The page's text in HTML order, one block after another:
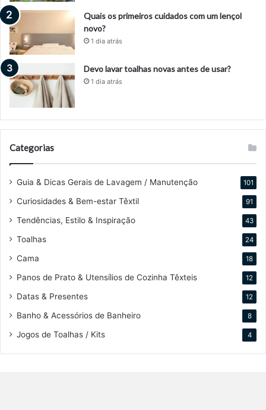
Quais os primeiros cuidados com um lençol
novo?
1 dia atrás
Devo lavar toalhas novas antes de usar?
1 dia atrás
Categorias
Guia & Dicas Gerais de Lavagem / Manutenção 101
Curiosidades & Bem-estar Têxtil 91
Tendências, Estilo & Inspiração 43
Toalhas 24
Cama 18
Panos de Prato & Utensílios de Cozinha Têxteis 12
Datas & Presentes 12
Banho & Acessórios de Banheiro 8
Jogos de Toalhas / Kits 4